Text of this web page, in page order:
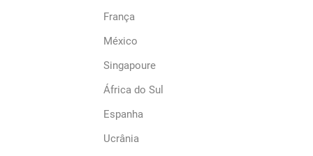
França
México
Singapoure
África do Sul
Espanha
Ucrânia